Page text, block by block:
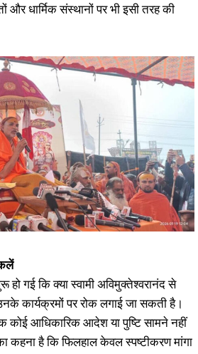
धार्मिक संस्थानों पर भी इसी तरह की
हो गई कि क्या स्वामी अविमुक्तेश्वरानंद से
कार्यक्रमों पर रोक लगाई जा सकती है।
कोई आधिकारिक आदेश या पुष्टि सामने नहीं
कहना है कि फिलहाल केवल स्पष्टीकरण मांगा